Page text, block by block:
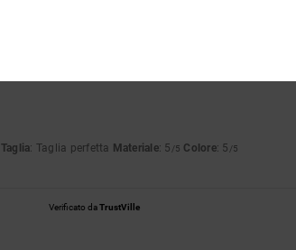
Taglia: Taglia perfetta Materiale: 5 /5 Colore: 5 /5
Verificato daTrustVille